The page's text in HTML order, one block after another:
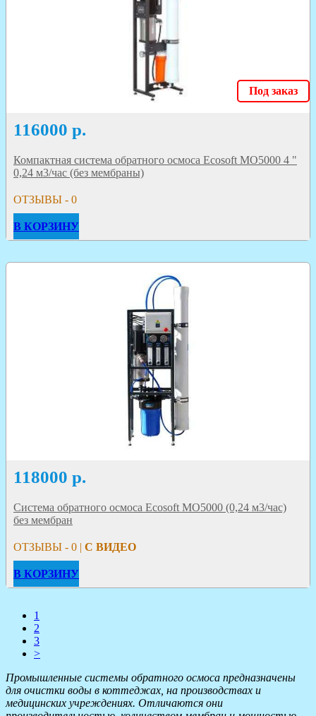
Под заказ
116000 р.
Компактная система обратного осмоса Ecosoft МО5000 4 "
0,24 м3/час (без мембраны)
ОТЗЫВЫ - 0
В КОРЗИНУ
118000 р.
Система обратного осмоса Ecosoft MO5000 (0,24 м3/час)
без мембран
ОТЗЫВЫ - 0 | С ВИДЕО
В КОРЗИНУ
1
2
3
>
Промышленные системы обратного осмоса предназначены
для очистки воды в коттеджах, на производствах и
медицинских учреждениях. Отличаются они